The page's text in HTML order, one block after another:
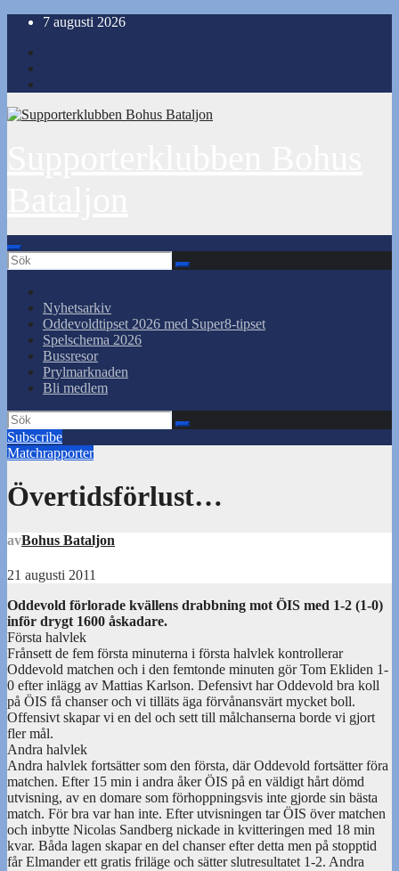
Hoppa
innehåll
7 augusti 2026
Nyhetsarkiv
Oddevoldtipset 2026 med Super8-tipset
Spelschema 2026
Bussresor
Prylmarknaden
Bli medlem
Subscribe
Matchrapporter
Övertidsförlust…
avBohus Bataljon
21 augusti 2011
Oddevold förlorade kvällens drabbning mot ÖIS med 1-2 (1-0)
inför drygt 1600 åskadare.
Första halvlek
Frånsett de fem första minuterna i första halvlek kontrollerar
Oddevold matchen och i den femtonde minuten gör Tom Ekliden 1-
0 efter inlägg av Mattias Karlson. Defensivt har Oddevold bra koll
på ÖIS få chanser och vi tilläts äga förvånansvärt mycket boll.
Offensivt skapar vi en del och sett till målchanserna borde vi gjort
fler mål.
Andra halvlek
Andra halvlek fortsätter som den första, där Oddevold fortsätter föra
matchen. Efter 15 min i andra åker ÖIS på en väldigt hårt dömd
utvisning, av en domare som förhoppningsvis inte gjorde sin bästa
match. För bra var han inte. Efter utvisningen tar ÖIS över matchen
och inbytte Nicolas Sandberg nickade in kvitteringen med 18 min
kvar. Båda lagen skapar en del chanser efter detta men på stopptid
får Elmander ett gratis friläge och sätter slutresultatet 1-2. Andra